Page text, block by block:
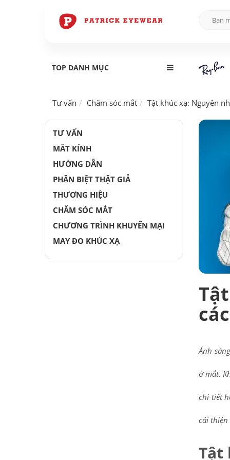
TOP DANH MỤC
Tư vấn Chăm sóc mắt Tật khúc xạ: Nguyên
TƯ VẤN
MẮT KÍNH
HƯỚNG DẪN
PHÂN BIỆT THẬT GIẢ
THƯƠNG HIỆU
CHĂM SÓC MẮT
CHƯƠNG TRÌNH KHUYẾN MẠI
MAY ĐO KHÚC XẠ
Ánh
ở mắt.
chi tiết
cải
Tật